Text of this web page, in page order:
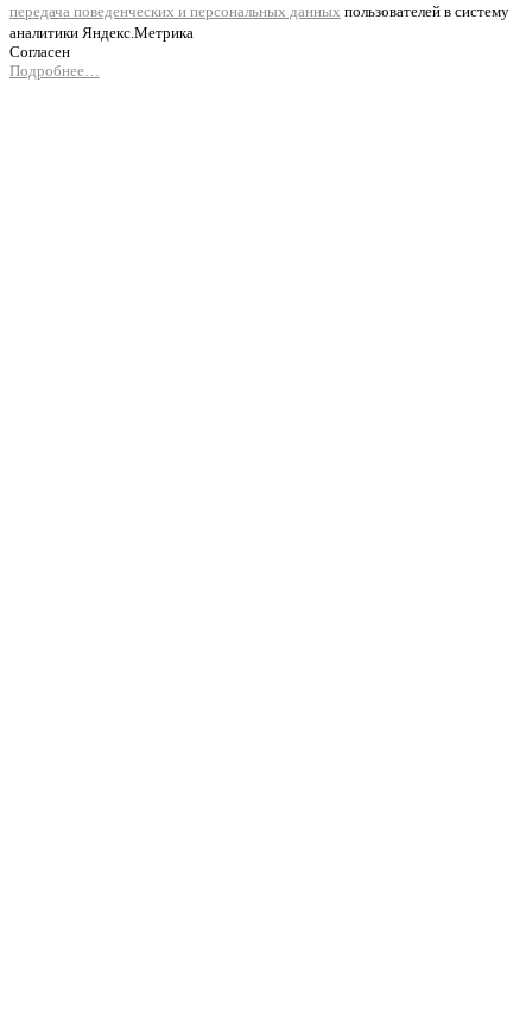
передача поведенческих и персональных данных пользователей в систему
аналитики Яндекс.Метрика
Согласен
Подробнее…